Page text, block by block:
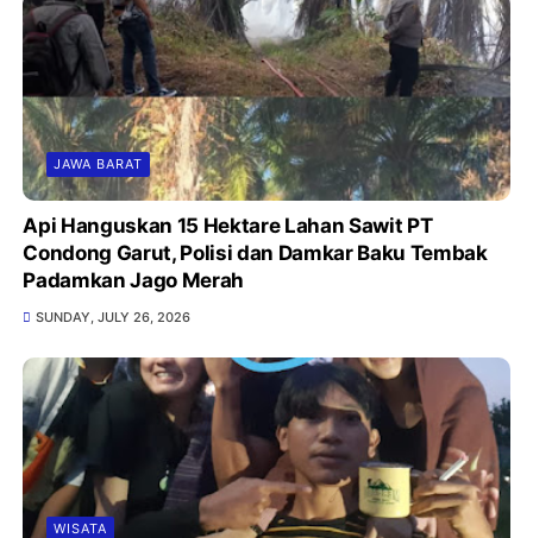
JAWA BARAT
Api Hanguskan 15 Hektare Lahan Sawit PT
Condong Garut, Polisi dan Damkar Baku Tembak
Padamkan Jago Merah
SUNDAY, JULY 26, 2026
WISATA